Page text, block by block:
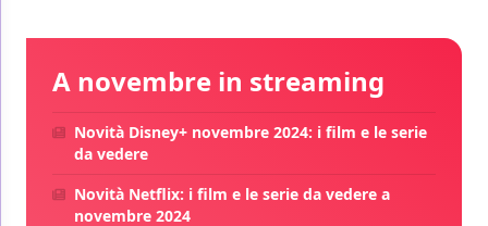
A novembre in streaming
Novità Disney+ novembre 2024: i film e le serie
da vedere
Novità Netflix: i film e le serie da vedere a
novembre 2024